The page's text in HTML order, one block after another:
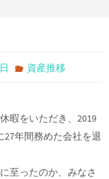
資産推移
暇をいただき、2019
年間務めた会社を退
至ったのか、みなさ